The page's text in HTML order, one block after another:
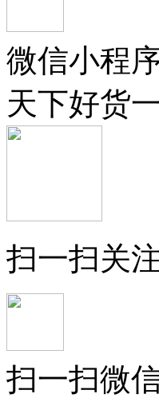
微信小程
天下好货
扫一扫关
扫一扫微